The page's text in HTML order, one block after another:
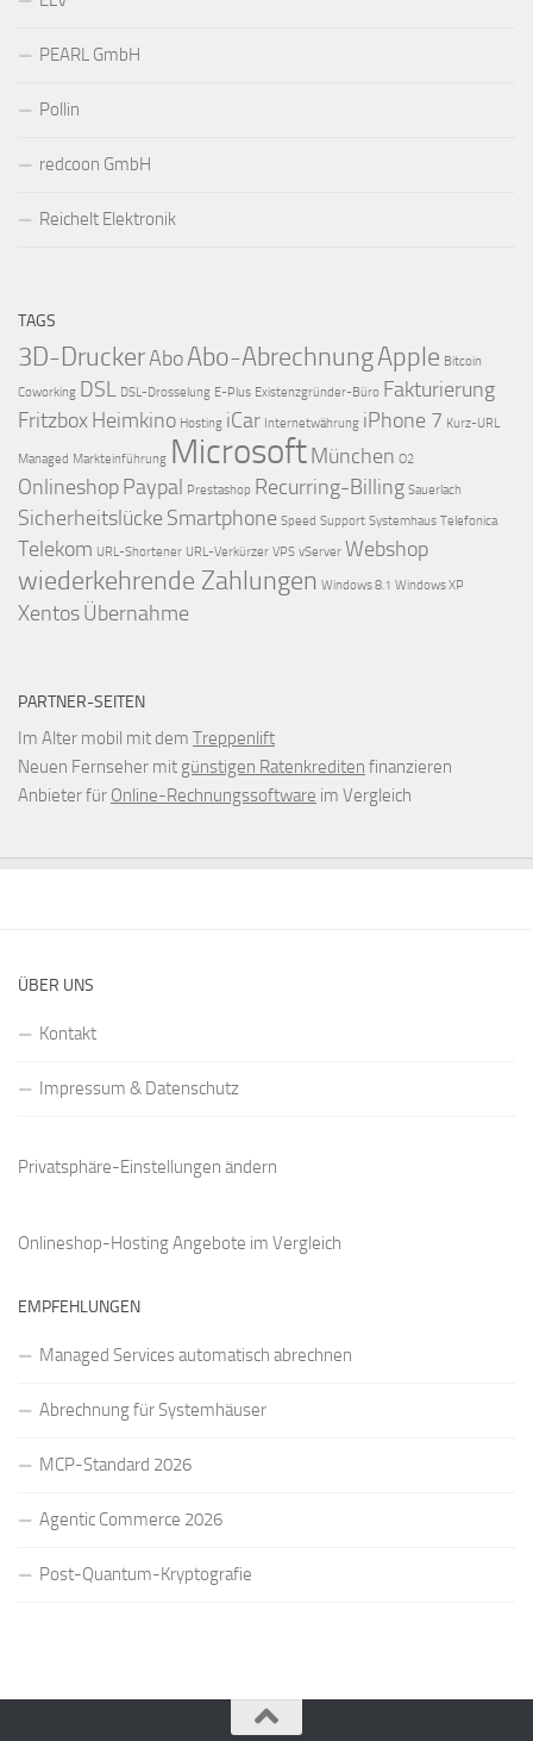
PEARL GmbH
Pollin
redcoon GmbH
Reichelt Elektronik
TAGS
3D-DruckerAboAbo-AbrechnungApple Bitcoin
Coworking DSL DSL-Drosselung E-Plus Existenzgründer-Büro Fakturierung
Fritzbox Heimkino Hosting iCar Internetwährung iPhone 7 Kurz-URL
Managed Markteinführung Microsoft München O2
Onlineshop Paypal Prestashop Recurring-Billing Sauerlach
Sicherheitslücke Smartphone Speed Support Systemhaus Telefonica
Telekom URL-Shortener URL-Verkürzer VPS vServer Webshop
wiederkehrende Zahlungen Windows 8.1 Windows XP
XentosÜbernahme
PARTNER-SEITEN
Im Alter mobil mit dem Treppenlift
Neuen Fernseher mit günstigen Ratenkrediten finanzieren
Anbieter für Online-Rechnungssoftware im Vergleich
ÜBER UNS
Kontakt
Impressum & Datenschutz
Privatsphäre-Einstellungen ändern
Onlineshop-Hosting Angebote im Vergleich
EMPFEHLUNGEN
Managed Services automatisch abrechnen
Abrechnung für Systemhäuser
MCP-Standard 2026
Agentic Commerce 2026
Post-Quantum-Kryptografie